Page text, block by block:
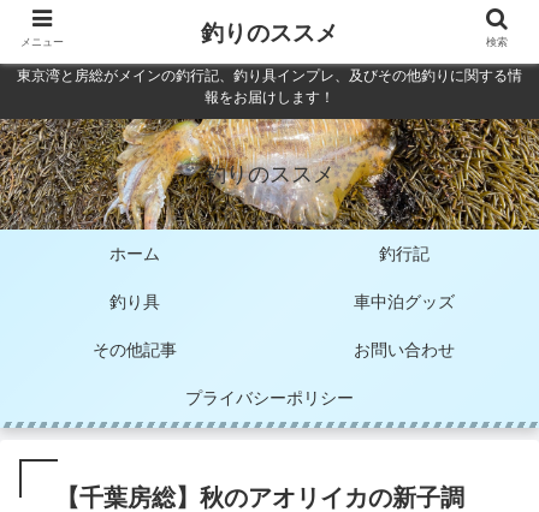
東京湾と房総がメインの釣行記、釣り具インプレ、及びその他釣りに関する情
報をお届けします！
釣りのススメ
ホーム 釣行記
釣り具 車中泊グッズ
その他記事 お問い合わせ
プライバシーポリシー
【千葉房総】秋のアオリイカの新子調
メニュー 釣りのススメ 検索